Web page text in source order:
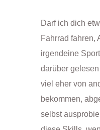
Darf ich dich
Fahrrad fahren,
irgendeine
darüber
viel eher von
bekommen,
selbst